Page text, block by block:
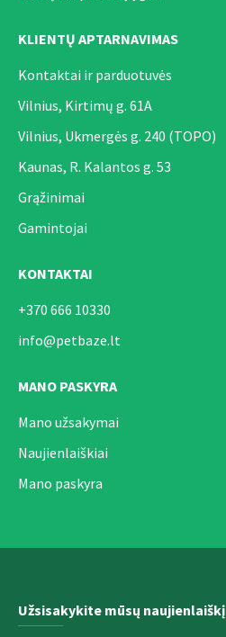
KLIENTŲ APTARNAVIMAS
Kontaktai ir parduotuvės
Vilnius, Kirtimų g. 61A
Vilnius, Ukmergės g. 240 (TOPO)
Kaunas, R. Kalantos g. 53
Grąžinimai
Gamintojai
KONTAKTAI
+370 666 10330
info@petbaze.lt
MANO PASKYRA
Mano užsakymai
Naujienlaiškiai
Mano paskyra
Užsisakykite mūsų naujienlaiškį